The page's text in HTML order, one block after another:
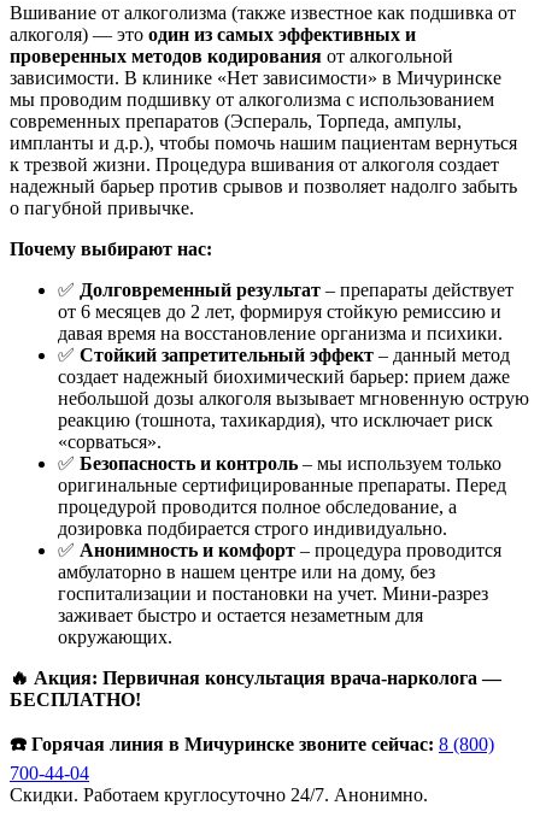
Вшивание от алкоголизма (также известное как подшивка от
алкоголя) — это один из самых эффективных и
проверенных методов кодирования от алкогольной
зависимости. В клинике «Нет зависимости» в Мичуринске
мы проводим подшивку от алкоголизма с использованием
современных препаратов (Эспераль, Торпеда, ампулы,
импланты и д.р.), чтобы помочь нашим пациентам вернуться
к трезвой жизни. Процедура вшивания от алкоголя создает
надежный барьер против срывов и позволяет надолго забыть
о пагубной привычке.
Почему выбирают нас:
✅ Долговременный результат – препараты действует
от 6 месяцев до 2 лет, формируя стойкую ремиссию и
давая время на восстановление организма и психики.
✅ Стойкий запретительный эффект – данный метод
создает надежный биохимический барьер: прием даже
небольшой дозы алкоголя вызывает мгновенную острую
реакцию (тошнота, тахикардия), что исключает риск
«сорваться».
✅ Безопасность и контроль – мы используем только
оригинальные сертифицированные препараты. Перед
процедурой проводится полное обследование, а
дозировка подбирается строго индивидуально.
✅ Анонимность и комфорт – процедура проводится
амбулаторно в нашем центре или на дому, без
госпитализации и постановки на учет. Мини-разрез
заживает быстро и остается незаметным для
окружающих.
🔥 Акция: Первичная консультация врача-нарколога —
БЕСПЛАТНО!
☎️ Горячая линия в Мичуринске звоните сейчас: 8 (800)
700-44-04
Скидки. Работаем круглосуточно 24/7. Анонимно.